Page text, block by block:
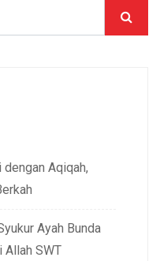
Aqiqah,
Ayah Bunda
Allah SWT